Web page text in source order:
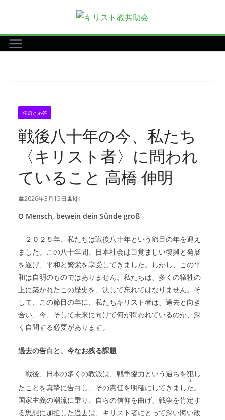
テ
ン
発題と応答
戦後八十年の今、私たち
〈キリスト者〉に問われ
ていること 高橋 伸明
2026年3月15日 kjk
O Mensch, bewein dein Sünde groß
２０２５年、私たちは戦後八十年という節目の年を迎え
ました。この八十年間、日本社会は目覚ましい復興と発展
を遂げ、平和と繁栄を享受してきました。しかし、この平
和は自明のものではありません。私たちは、多くの犠牲の
上に築かれたこの歴史を、決して忘れてはなりません。そ
して、この節目の年に、私たちキリスト者は、過去と向き
合い、今、そして未来に向けて何が問われているのか、深
く自問する必要があります。
過去の告白と、今なお残る課題
戦後、日本の多くの教派は、戦争協力という過ちを犯し
たことを真摯に告白し、その責任を明確にしてきました
１
。
国家主義の潮流に乗り、自らの信仰を曲げ、戦争を肯定す
る思想に加担した過去は、キリスト者にとって深い悔い改